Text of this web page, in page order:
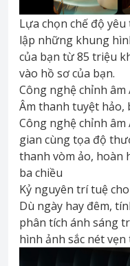
Lựa chọn chế độ
lập những khung
của bạn từ 85 triệu
vào hồ sơ của bạn.
Công nghệ chỉnh âm
Âm thanh tuyệt
Công nghệ chỉnh
gian cùng tọa độ
thanh vòm ảo, hoàn
ba chiều
Kỷ nguyên trí tuệ
Dù ngày hay đêm,
phân tích ánh sáng
hình ảnh sắc nét vẹn